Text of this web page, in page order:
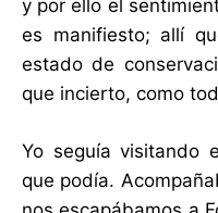
y por ello el
es manifiesto; allí
estado de
que incierto, como
Yo seguía visitando
que podía.